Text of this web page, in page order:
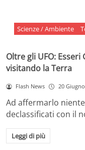
Scienze / Ambiente
Oltre gli UFO:
visitando la Terra
Flash News 20
Ad affermarlo
declassificati con il
Leggi di più